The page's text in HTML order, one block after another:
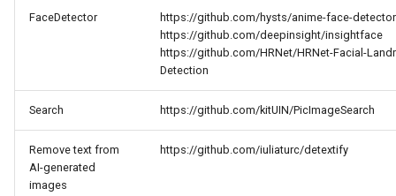
FaceDetector
https://github.com/hysts/anime-face-detector
https://github.com/deepinsight/insightface
https://github.com/HRNet/HRNet-Facial-
Detection
Search https://github.com/kitUIN/PicImageSearch
Remove text from
AI-generated
images
https://github.com/iuliaturc/detextify